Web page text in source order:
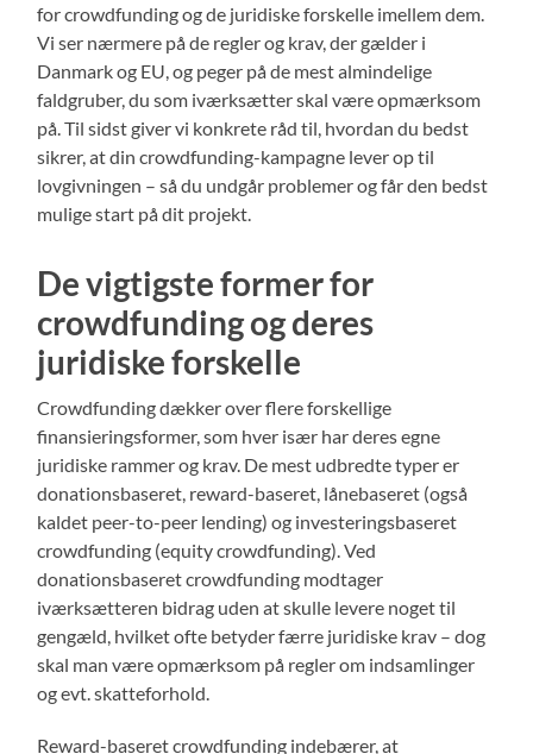
for crowdfunding og de juridiske forskelle imellem dem.
Vi ser nærmere på de regler og krav, der gælder i
Danmark og EU, og peger på de mest almindelige
faldgruber, du som iværksætter skal være opmærksom
på. Til sidst giver vi konkrete råd til, hvordan du bedst
sikrer, at din crowdfunding-kampagne lever op til
lovgivningen – så du undgår problemer og får den bedst
mulige start på dit projekt.
De vigtigste former for
crowdfunding og deres
juridiske forskelle
Crowdfunding dækker over flere forskellige
finansieringsformer, som hver især har deres egne
juridiske rammer og krav. De mest udbredte typer er
donationsbaseret, reward-baseret, lånebaseret (også
kaldet peer-to-peer lending) og investeringsbaseret
crowdfunding (equity crowdfunding). Ved
donationsbaseret crowdfunding modtager
iværksætteren bidrag uden at skulle levere noget til
gengæld, hvilket ofte betyder færre juridiske krav – dog
skal man være opmærksom på regler om indsamlinger
og evt. skatteforhold.
Reward-baseret crowdfunding indebærer, at